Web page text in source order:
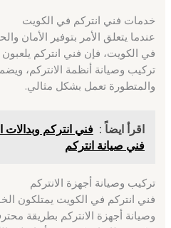
خدمات فني انتركم في الكويت
عندما يتعلق الأمر بتوفير الأمان
في الكويت، فإن فني انتركم
تركيب وصيانة أنظمة الانتركم،
والمتطورة تعمل بشكل مثالي.
اقرأ ايضاً :
فني صيانة انتركم
تركيب وصيانة أجهزة الانتركم
فني انتركم في الكويت يمتلكون
وصيانة أجهزة الانتركم بطريقة